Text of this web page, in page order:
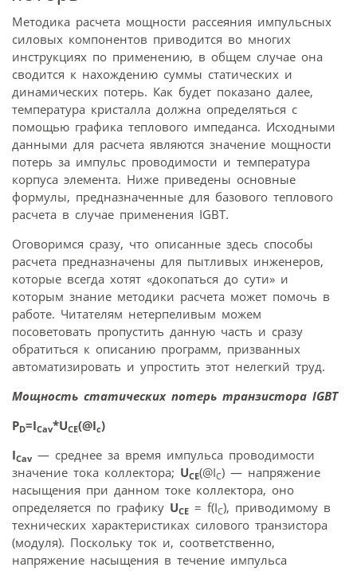
Методика расчета мощности рассеяния импульсных
силовых компонентов приводится во многих
инструкциях по применению, в общем случае она
сводится к нахождению суммы статических и
динамических потерь. Как будет показано далее,
температура кристалла должна определяться с
помощью графика теплового импеданса. Исходными
данными для расчета являются значение мощности
потерь за импульс проводимости и температура
корпуса элемента. Ниже приведены основные
формулы, предназначенные для базового теплового
расчета в случае применения IGBT.
Оговоримся сразу, что описанные здесь способы
расчета предназначены для пытливых инженеров,
которые всегда хотят «докопаться до сути» и
которым знание методики расчета может помочь в
работе. Читателям нетерпеливым можем
посоветовать пропустить данную часть и сразу
обратиться к описанию программ, призванных
автоматизировать и упростить этот нелегкий труд.
Мощность статических потерь транзистора IGBT
PD=ICav*UCE(@Ic)
ICav — среднее за время импульса проводимости
значение тока коллектора; UCE(@IС) — напряжение
насыщения при данном токе коллектора, оно
определяется по графику UCE = f(IС), приводимому в
технических характеристиках силового транзистора
(модуля). Поскольку ток и, соответственно,
напряжение насыщения в течение импульса